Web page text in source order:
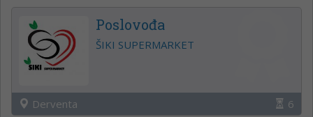
Poslovođa
ŠIKI SUPERMARKET
Derventa 6